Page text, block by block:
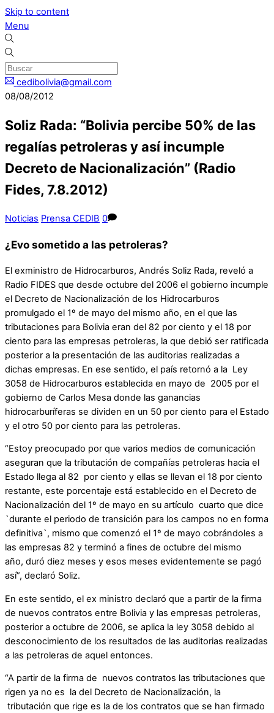
Skip to content
Menu
cedibolivia@gmail.com
08/08/2012
Soliz Rada: “Bolivia percibe 50% de las
regalías petroleras y así incumple
Decreto de Nacionalización” (Radio
Fides, 7.8.2012)
Noticias Prensa CEDIB 0
¿Evo sometido a las petroleras?
El exministro de Hidrocarburos, Andrés Soliz Rada, reveló a
Radio FIDES que desde octubre del 2006 el gobierno incumple
el Decreto de Nacionalización de los Hidrocarburos
promulgado el 1º de mayo del mismo año, en el que las
tributaciones para Bolivia eran del 82 por ciento y el 18 por
ciento para las empresas petroleras, la que debió ser ratificada
posterior a la presentación de las auditorias realizadas a
dichas empresas. En ese sentido, el país retornó a la Ley
3058 de Hidrocarburos establecida en mayo de 2005 por el
gobierno de Carlos Mesa donde las ganancias
hidrocarburíferas se dividen en un 50 por ciento para el Estado
y el otro 50 por ciento para las petroleras.
“Estoy preocupado por que varios medios de comunicación
aseguran que la tributación de compañías petroleras hacia el
Estado llega al 82 por ciento y ellas se llevan el 18 por ciento
restante, este porcentaje está establecido en el Decreto de
Nacionalización del 1º de mayo en su artículo cuarto que dice
`durante el periodo de transición para los campos no en forma
definitiva`, mismo que comenzó el 1º de mayo cobrándoles a
las empresas 82 y terminó a fines de octubre del mismo
año, duró diez meses y esos meses evidentemente se pagó
así”, declaró Soliz.
En este sentido, el ex ministro declaró que a partir de la firma
de nuevos contratos entre Bolivia y las empresas petroleras,
posterior a octubre de 2006, se aplica la ley 3058 debido al
desconocimiento de los resultados de las auditorias realizadas
a las petroleras de aquel entonces.
“A partir de la firma de nuevos contratos las tributaciones que
rigen ya no es la del Decreto de Nacionalización, la
tributación que rige es la de los contratos que se han firmado